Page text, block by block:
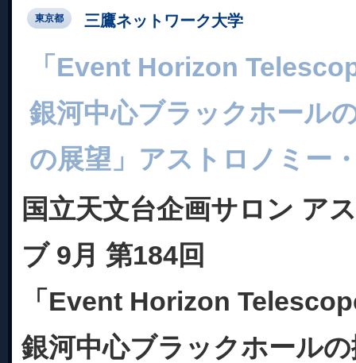
東京都 三鷹ネットワーク大学
「Event Horizon
銀河中心ブラックホール
の展望」アストロノミー
国立天文台企画サロン ア
ブ 9月 第184回
「Event Horizon
銀河中心ブラックホール